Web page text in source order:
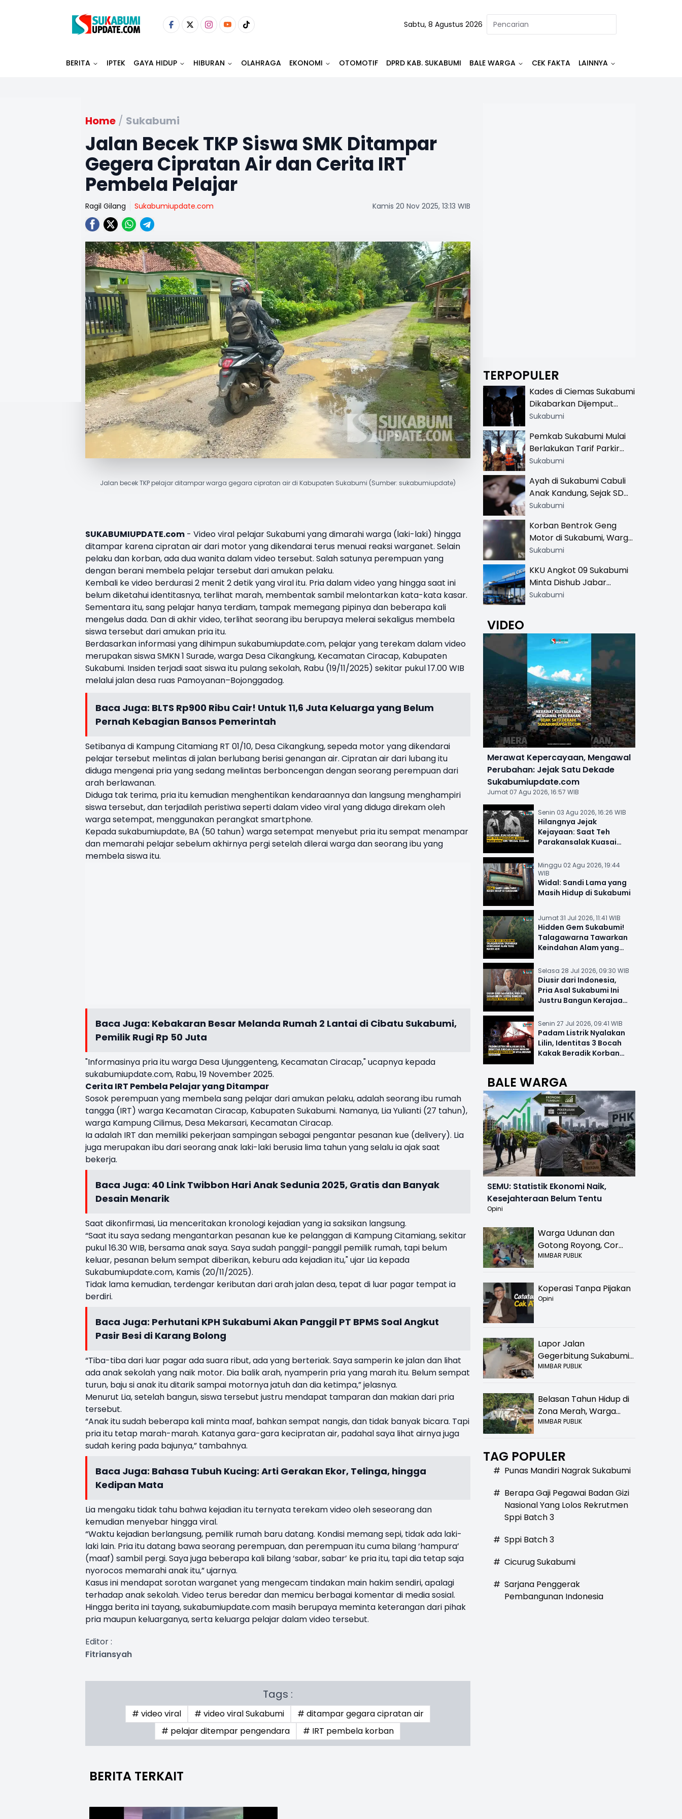
Sabtu, 8 Agustus 2026
BERITA IPTEK GAYA HIDUP HIBURAN OLAHRAGA EKONOMI OTOMOTIF DPRD KAB. SUKABUMI BALE WARGA CEK FAKTA LAINNYA
Home / Sukabumi
Jalan Becek TKP Siswa SMK Ditampar
Gegera Cipratan Air dan Cerita IRT
Pembela Pelajar
Ragil Gilang Sukabumiupdate.com Kamis 20 Nov 2025, 13:13 WIB
Jalan becek TKP pelajar ditampar warga gegara cipratan air di Kabupaten Sukabumi (Sumber: sukabumiupdate)
SUKABUMIUPDATE.com - Video viral pelajar Sukabumi yang dimarahi warga (laki-laki) hingga
ditampar karena cipratan air dari motor yang dikendarai terus menuai reaksi warganet. Selain
pelaku dan korban, ada dua wanita dalam video tersebut. Salah satunya perempuan yang
dengan berani membela pelajar tersebut dari amukan pelaku.
Kembali ke video berdurasi 2 menit 2 detik yang viral itu. Pria dalam video yang hingga saat ini
belum diketahui identitasnya, terlihat marah, membentak sambil melontarkan kata-kata kasar.
Sementara itu, sang pelajar hanya terdiam, tampak memegang pipinya dan beberapa kali
mengelus dada. Dan di akhir video, terlihat seorang ibu berupaya melerai sekaligus membela
siswa tersebut dari amukan pria itu.
Berdasarkan informasi yang dihimpun sukabumiupdate.com, pelajar yang terekam dalam video
merupakan siswa SMKN 1 Surade, warga Desa Cikangkung, Kecamatan Ciracap, Kabupaten
Sukabumi. Insiden terjadi saat siswa itu pulang sekolah, Rabu (19/11/2025) sekitar pukul 17.00 WIB
melalui jalan desa ruas Pamoyanan–Bojonggadog.
Baca Juga: BLTS Rp900 Ribu Cair! Untuk 11,6 Juta Keluarga yang Belum
Pernah Kebagian Bansos Pemerintah
Setibanya di Kampung Citamiang RT 01/10, Desa Cikangkung, sepeda motor yang dikendarai
pelajar tersebut melintas di jalan berlubang berisi genangan air. Cipratan air dari lubang itu
diduga mengenai pria yang sedang melintas berboncengan dengan seorang perempuan dari
arah berlawanan.
Diduga tak terima, pria itu kemudian menghentikan kendaraannya dan langsung menghampiri
siswa tersebut, dan terjadilah peristiwa seperti dalam video viral yang diduga direkam oleh
warga setempat, menggunakan perangkat smartphone.
Kepada sukabumiupdate, BA (50 tahun) warga setempat menyebut pria itu sempat menampar
dan memarahi pelajar sebelum akhirnya pergi setelah dilerai warga dan seorang ibu yang
membela siswa itu.
Baca Juga: Kebakaran Besar Melanda Rumah 2 Lantai di Cibatu Sukabumi,
Pemilik Rugi Rp 50 Juta
"Informasinya pria itu warga Desa Ujunggenteng, Kecamatan Ciracap," ucapnya kepada
sukabumiupdate.com, Rabu, 19 November 2025.
Cerita IRT Pembela Pelajar yang Ditampar
Sosok perempuan yang membela sang pelajar dari amukan pelaku, adalah seorang ibu rumah
tangga (IRT) warga Kecamatan Ciracap, Kabupaten Sukabumi. Namanya, Lia Yulianti (27 tahun),
warga Kampung Cilimus, Desa Mekarsari, Kecamatan Ciracap.
Ia adalah IRT dan memiliki pekerjaan sampingan sebagai pengantar pesanan kue (delivery). Lia
juga merupakan ibu dari seorang anak laki-laki berusia lima tahun yang selalu ia ajak saat
bekerja.
Baca Juga: 40 Link Twibbon Hari Anak Sedunia 2025, Gratis dan Banyak
Desain Menarik
Saat dikonfirmasi, Lia menceritakan kronologi kejadian yang ia saksikan langsung.
“Saat itu saya sedang mengantarkan pesanan kue ke pelanggan di Kampung Citamiang, sekitar
pukul 16.30 WIB, bersama anak saya. Saya sudah panggil-panggil pemilik rumah, tapi belum
keluar, pesanan belum sempat diberikan, keburu ada kejadian itu," ujar Lia kepada
Sukabumiupdate.com, Kamis (20/11/2025).
Tidak lama kemudian, terdengar keributan dari arah jalan desa, tepat di luar pagar tempat ia
berdiri.
Baca Juga: Perhutani KPH Sukabumi Akan Panggil PT BPMS Soal Angkut
Pasir Besi di Karang Bolong
“Tiba-tiba dari luar pagar ada suara ribut, ada yang berteriak. Saya samperin ke jalan dan lihat
ada anak sekolah yang naik motor. Dia balik arah, nyamperin pria yang marah itu. Belum sempat
turun, baju si anak itu ditarik sampai motornya jatuh dan dia ketimpa,” jelasnya.
Menurut Lia, setelah bangun, siswa tersebut justru mendapat tamparan dan makian dari pria
tersebut.
“Anak itu sudah beberapa kali minta maaf, bahkan sempat nangis, dan tidak banyak bicara. Tapi
pria itu tetap marah-marah. Katanya gara-gara kecipratan air, padahal saya lihat airnya juga
sudah kering pada bajunya,” tambahnya.
Baca Juga: Bahasa Tubuh Kucing: Arti Gerakan Ekor, Telinga, hingga
Kedipan Mata
Lia mengaku tidak tahu bahwa kejadian itu ternyata terekam video oleh seseorang dan
kemudian menyebar hingga viral.
“Waktu kejadian berlangsung, pemilik rumah baru datang. Kondisi memang sepi, tidak ada laki-
laki lain. Pria itu datang bawa seorang perempuan, dan perempuan itu cuma bilang ‘hampura’
(maaf) sambil pergi. Saya juga beberapa kali bilang ‘sabar, sabar’ ke pria itu, tapi dia tetap saja
nyorocos memarahi anak itu,” ujarnya.
Kasus ini mendapat sorotan warganet yang mengecam tindakan main hakim sendiri, apalagi
terhadap anak sekolah. Video terus beredar dan memicu berbagai komentar di media sosial.
Hingga berita ini tayang, sukabumiupdate.com masih berupaya meminta keterangan dari pihak
pria maupun keluarganya, serta keluarga pelajar dalam video tersebut.
Editor :
Fitriansyah
Tags :
# video viral # video viral Sukabumi
# ditampar gegara cipratan air
# pelajar ditempar pengendara
# IRT pembela korban
BERITA TERKAIT
TERPOPULER
Kades di Ciemas Sukabumi
Dikabarkan Dijemput
Satnarkoba, Polisi
Sukabumi
Pemkab Sukabumi Mulai
Berlakukan Tarif Parkir
Resmi di 13 Lokasi Wisata,
Khusus
Sukabumi
Ayah di Sukabumi Cabuli
Anak Kandung, Sejak SD
Hingga SMA
Sukabumi
Korban Bentrok Geng
Motor di Sukabumi, Warga
dan Sopir Tangki
Sukabumi
KKU Angkot 09 Sukabumi
Minta Dishub Jabar
Tertibkan Trayek Ciawi-
Sukabumi
VIDEO
Merawat Kepercayaan, Mengawal
Perubahan: Jejak Satu Dekade
Sukabumiupdate.com
Jumat 07 Agu 2026, 16:57 WIB
Senin 03 Agu 2026, 16:26 WIB
Hilangnya Jejak
Kejayaan: Saat Teh
Parakansalak Kuasai
Sejarah
Minggu 02 Agu 2026, 19:44
WIB
Widal: Sandi Lama yang
Masih Hidup di Sukabumi
Jumat 31 Jul 2026, 11:41 WIB
Hidden Gem Sukabumi!
Talagawarna Tawarkan
Keindahan Alam yang
Selasa 28 Jul 2026, 09:30 WIB
Diusir dari Indonesia,
Pria Asal Sukabumi Ini
Justru Bangun Kerajaan
Senin 27 Jul 2026, 09:41 WIB
Padam Listrik Nyalakan
Lilin, Identitas 3 Bocah
Kakak Beradik Korban
BALE WARGA
SEMU: Statistik Ekonomi Naik,
Kesejahteraan Belum Tentu
Opini
Warga Udunan dan
Gotong Royong, Cor
Jalan Hancur di
MIMBAR PUBLIK
Koperasi Tanpa Pijakan
Opini
Lapor Jalan
Gegerbitung Sukabumi
Bolong! Bahaya Bagi
MIMBAR PUBLIK
Belasan Tahun Hidup di
Zona Merah, Warga
Kampung Nangewer
Relokasi
MIMBAR PUBLIK
TAG POPULER
# Punas Mandiri Nagrak Sukabumi
# Berapa Gaji Pegawai Badan Gizi
Nasional Yang Lolos Rekrutmen
Sppi Batch 3
# Sppi Batch 3
# Cicurug Sukabumi
# Sarjana Penggerak
Pembangunan Indonesia